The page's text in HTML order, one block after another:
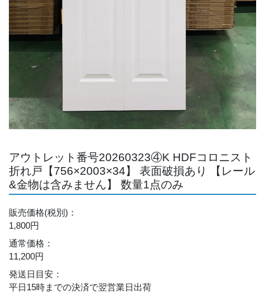
アウトレット番号20260323④K HDFコロニスト
折れ戸【756×2003×34】 表面破損あり 【レール
&金物は含みません】 数量1点のみ
販売価格(税別) ：
1,800円
通常価格 ：
11,200円
発送日目安 ：
平日15時までの決済で翌営業日出荷